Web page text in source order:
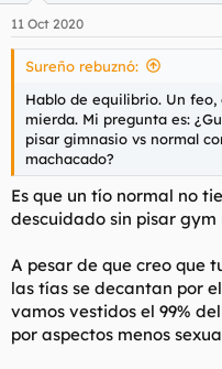
Era una frustración que
esfuerzo que hacía ese tío
disciplina... porque para
cuadrados. Y comprobabas
Mientras que una gorda
de agradar.
Tampoco es que
sabe. Eso se ve en la calle
tener la prueba y sentirla.
11 Oct 2020
Sureño rebuznó:
Hablo de equilibrio. Un feo,
mierda. Mi pregunta es:
pisar gimnasio vs normal
machacado?
Es que un tío normal no
descuidado sin pisar gym
A pesar de que creo que
las tías se decantan por
vamos vestidos el 99%
por aspectos menos